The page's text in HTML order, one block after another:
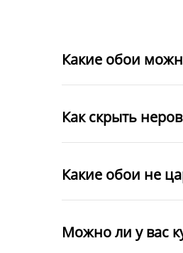
Какие обои
Как скрыть
Какие обои не
Можно ли у вас